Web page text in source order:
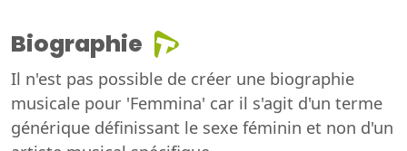
Biographie
Il n'est pas possible de créer une biographie
musicale pour 'Femmina' car il s'agit d'un terme
générique définissant le sexe féminin et non d'un